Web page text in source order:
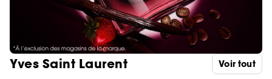
Yves Saint Laurent Voir tout